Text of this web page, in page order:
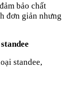
bảo chất
đơn giản nhưng
standee,